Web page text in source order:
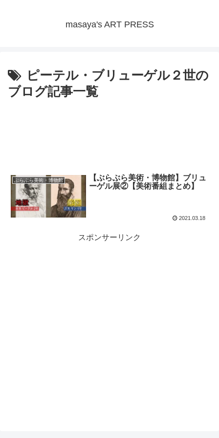
masaya's ART PRESS
ピーテル・ブリューゲル２世の
ブログ記事一覧
ぶらぶら美術・博物館
【ぶらぶら美術・博物館】ブリュ
ーゲル展②【美術番組まとめ】
2021.03.18
スポンサーリンク